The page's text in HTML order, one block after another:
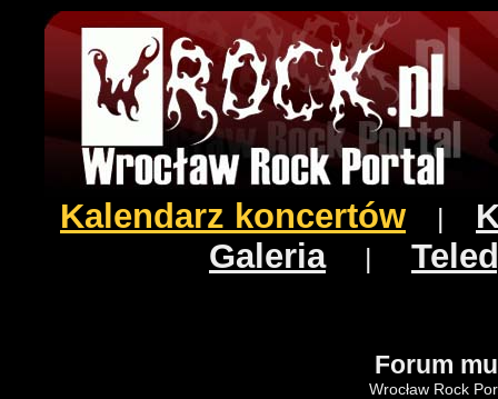
Kalendarz koncertów
Galeria|
Forum
Wrocław Rock